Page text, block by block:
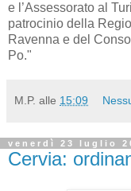
e l’Assessorato al
patrocinio della
Ravenna e del
Po."
M.P. alle 15:09
venerdì 23 luglio
Cervia: